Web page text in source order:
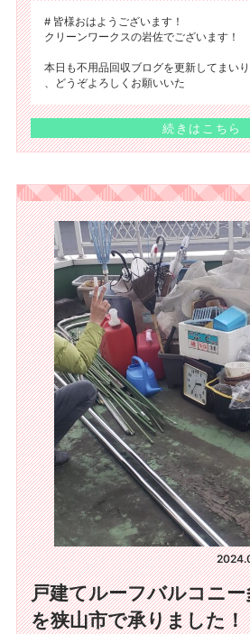
# 皆様おはようございます！
クリーンワークスの岩佐でございます！
本日も不用品回収ブログを更新してまい
、どうぞよろしくお願いいた
続きはこちら
戸建てルーフバルコニ
を狭山市で承りました！